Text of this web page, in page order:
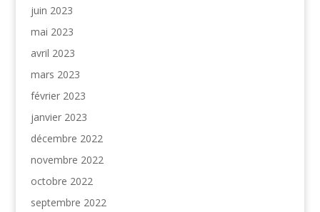
juin 2023
mai 2023
avril 2023
mars 2023
février 2023
janvier 2023
décembre 2022
novembre 2022
octobre 2022
septembre 2022